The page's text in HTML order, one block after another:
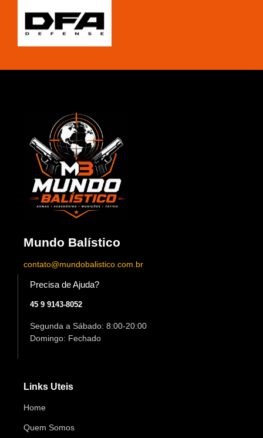
Mundo Balístico
contato@mundobalistico.com.br
Precisa de Ajuda?
45 9 9143-8052
Segunda a Sábado: 8:00-20:00
Domingo: Fechado
Links Uteis
Home
Quem Somos